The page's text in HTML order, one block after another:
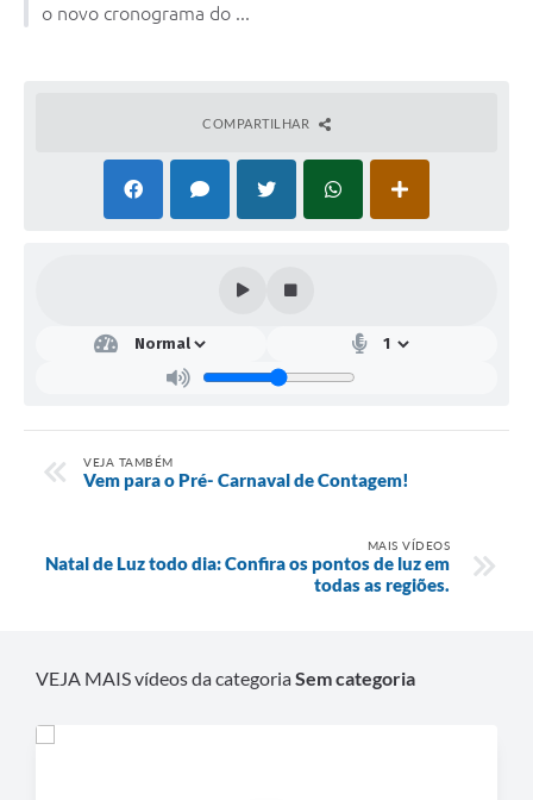
o novo cronograma do ...
COMPARTILHAR
VEJA TAMBÉM
Vem para o Pré- Carnaval de Contagem!
MAIS VÍDEOS
Natal de Luz todo dia: Confira os pontos de luz em
todas as regiões.
VEJA MAIS vídeos da categoriaSem categoria